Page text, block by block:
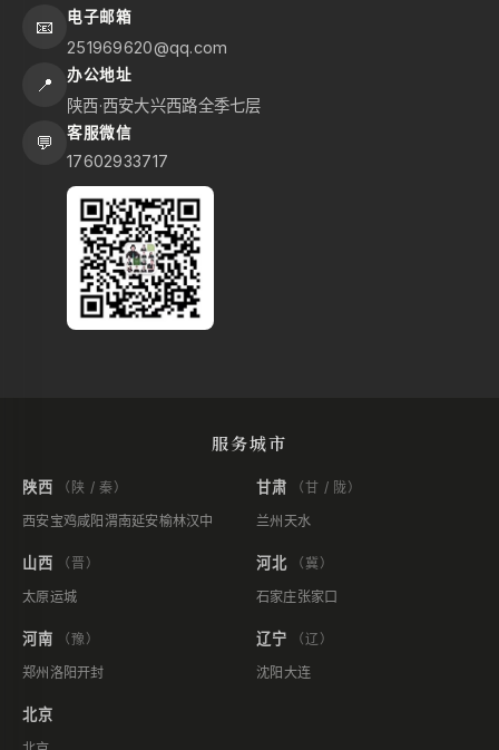
📧 电子邮箱
251969620@qq.com
📍 办公地址
陕西·西安大兴西路全季七层
💬 客服微信
17602933717
服务城市
陕西
（陕 / 秦）
西安宝鸡咸阳 渭南延安榆林汉中
甘肃
（甘 / 陇）
兰州 天水
山西
（晋）
太原运城
河北
（冀）
石家庄张家口
河南
（豫）
郑州 洛阳开封
辽宁
（辽）
沈阳 大连
北京